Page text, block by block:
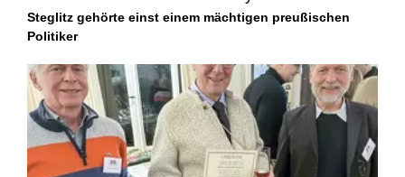
Steglitz gehörte einst einem mächtigen preußischen
Politiker